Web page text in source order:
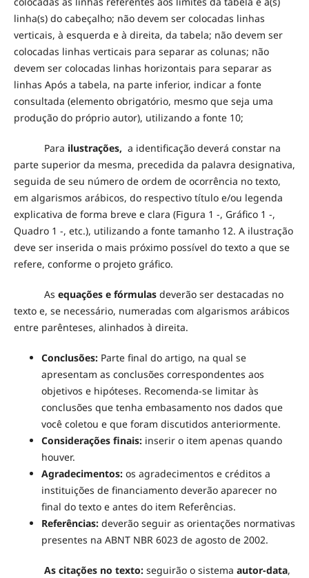
linha(s) do cabeçalho; não devem ser colocadas linhas
verticais, à esquerda e à direita, da tabela; não devem ser
colocadas linhas verticais para separar as colunas; não
devem ser colocadas linhas horizontais para separar as
linhas Após a tabela, na parte inferior, indicar a fonte
consultada (elemento obrigatório, mesmo que seja uma
produção do próprio autor), utilizando a fonte 10;
Para ilustrações, a identificação deverá constar na
parte superior da mesma, precedida da palavra designativa,
seguida de seu número de ordem de ocorrência no texto,
em algarismos arábicos, do respectivo título e/ou legenda
explicativa de forma breve e clara (Figura 1 -, Gráfico 1 -,
Quadro 1 -, etc.), utilizando a fonte tamanho 12. A ilustração
deve ser inserida o mais próximo possível do texto a que se
refere, conforme o projeto gráfico.
As equações e fórmulasdeverão ser destacadas no
texto e, se necessário, numeradas com algarismos arábicos
entre parênteses, alinhados à direita.
Conclusões:Parte final do artigo, na qual se
apresentam as conclusões correspondentes aos
objetivos e hipóteses. Recomenda-se limitar às
conclusões que tenha embasamento nos dados que
você coletou e que foram discutidos anteriormente.
Considerações finais: inserir o item apenas quando
houver.
Agradecimentos: os agradecimentos e créditos a
instituições de financiamento deverão aparecer no
final do texto e antes do item Referências.
Referências: deverão seguir as orientações normativas
presentes na ABNT NBR 6023 de agosto de 2002.
As citações no texto: seguirão o sistema autor-data,